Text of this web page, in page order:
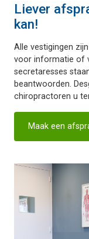
Liever
kan!
Alle vestigingen
voor informatie of
secretaresses
beantwoorden.
chiropractoren u
Maak een